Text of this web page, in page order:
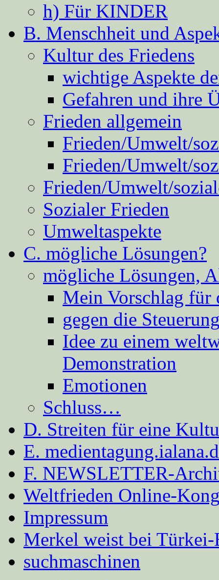
h) Für KINDER
B. Menschheit und
Kultur des Friedens
wichtige Aspekte
Gefahren und ihre
Frieden allgemein
Frieden/Umwelt/
Frieden/Umwelt/
Frieden/Umwelt/
Sozialer Frieden
Umweltaspekte
C. mögliche Lösungen?
mögliche Lösungen,
Mein Vorschlag für
gegen die
Idee zu einem
Demonstration
Emotionen
Schluss…
D. Streiten für eine
E.
F. NEWSLETTER-
Weltfrieden Online-
Impressum
Merkel weist bei
suchmaschinen